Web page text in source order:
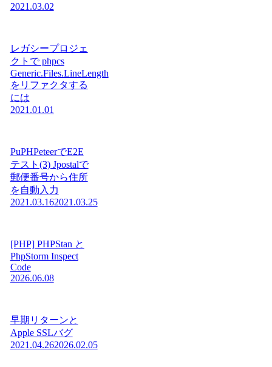
2021.03.02
レガシープロジェ
クトで phpcs
Generic.Files.LineLength
をリファクタする
には
2021.01.01
PuPHPeteerでE2E
テスト(3) Jpostalで
郵便番号から住所
を自動入力
2021.03.162021.03.25
[PHP] PHPStan と
PhpStorm Inspect
Code
2026.06.08
早期リターンと
Apple SSLバグ
2021.04.262026.02.05